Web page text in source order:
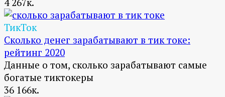
ТикТок
Сколько денег зарабатывают в тик токе:
рейтинг 2020
Данные о том, сколько зарабатывают самые
богатые тиктокеры
36 166к.